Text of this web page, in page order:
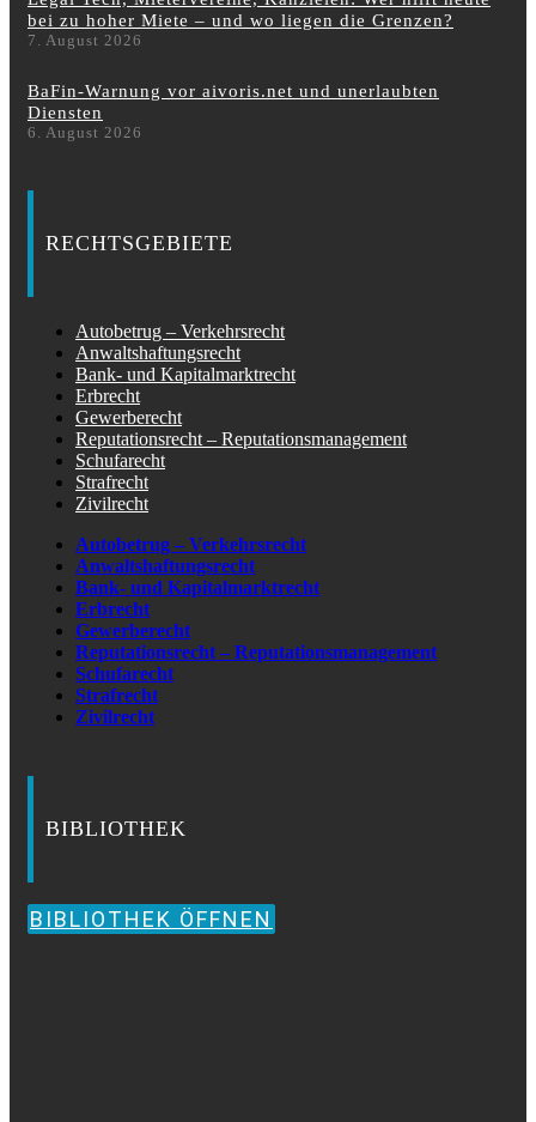
bei zu hoher Miete – und wo liegen die Grenzen?
7. August 2026
BaFin-Warnung vor aivoris.net und unerlaubten
Diensten
6. August 2026
RECHTSGEBIETE
Autobetrug – Verkehrsrecht
Anwaltshaftungsrecht
Bank- und Kapitalmarktrecht
Erbrecht
Gewerberecht
Reputationsrecht – Reputationsmanagement
Schufarecht
Strafrecht
Zivilrecht
Autobetrug – Verkehrsrecht
Anwaltshaftungsrecht
Bank- und Kapitalmarktrecht
Erbrecht
Gewerberecht
Reputationsrecht – Reputationsmanagement
Schufarecht
Strafrecht
Zivilrecht
BIBLIOTHEK
BIBLIOTHEK ÖFFNEN